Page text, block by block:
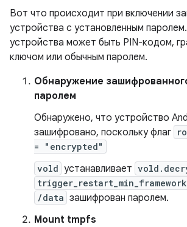
Вот что происходит при включении
устройства с установленным
устройства может быть PIN-кодом,
ключом или обычным паролем.
Обнаружение
паролем
Обнаружено, что устройство
зашифровано, поскольку флаг
= "encrypted"
vold устанавливает
trigger_restart_min_framework
/data зашифрован паролем.
Mount tmpfs